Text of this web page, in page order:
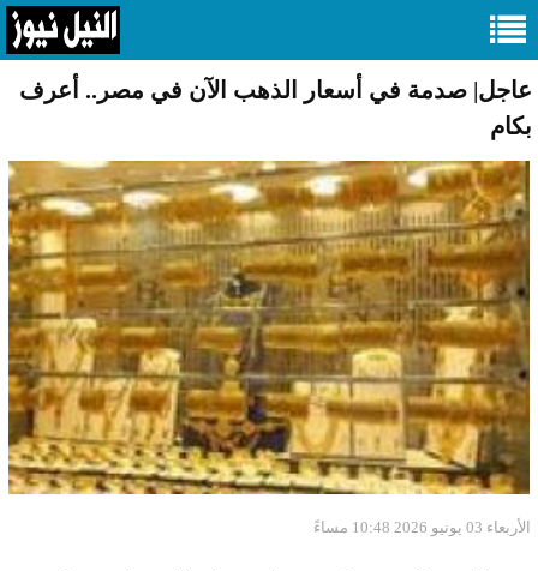
عاجل| صدمة في أسعار الذهب الآن في مصر.. أعرف
بكام
الأربعاء 03 يونيو 2026 10:48 مساءً